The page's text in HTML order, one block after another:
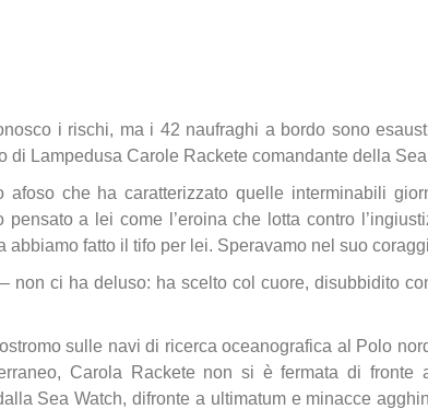
i rischi, ma i 42 naufraghi a bordo sono
Lampedusa Carole Rackete comandante della Sea
che ha caratterizzato quelle interminabili
a lei come l’eroina che lotta contro
fatto il tifo per lei. Speravamo nel suo
non ci ha deluso: ha scelto col cuore, disubbidito
sulle navi di ricerca oceanografica al Polo
Carola Rackete non si è fermata di fronte
Sea Watch, difronte a ultimatum e minacce